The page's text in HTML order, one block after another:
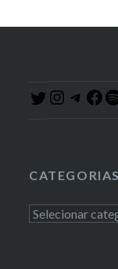
TwitterInstagram
CATEGORIAS
Categorias